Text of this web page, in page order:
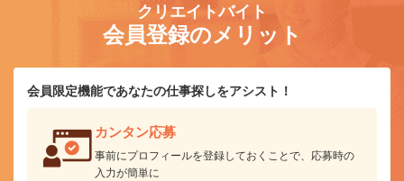
クリエイトバイト
会員登録のメリット
会員限定機能であなたの仕事探しをアシスト！
カンタン応募
事前にプロフィールを登録しておくことで、応募時の
入力が簡単に